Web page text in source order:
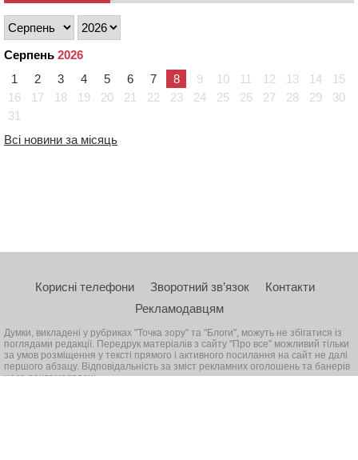
Серпень 2026
1
2 3 4 5 6 7 8 9 10 11 12 13 14
15
16
17 18 19 20 21 22 23 24 25 26 27 28 29
30
31
Всі новини за місяць
Корисні телефони Зворотний зв’язок
Контакти
Рекламодавцям
Думки, викладені у рубриках "Точка зору" та "Блоги", можуть не збігатися із
поглядами редакції. Передрук матеріалів з сайту "Про все" можливий тільки
за умов розміщення у тексті прямого і активного посилання на сайт не далі
першого абзацу. Відповідальність за зміст рекламних оголошень та банерів
несе рекламодавець